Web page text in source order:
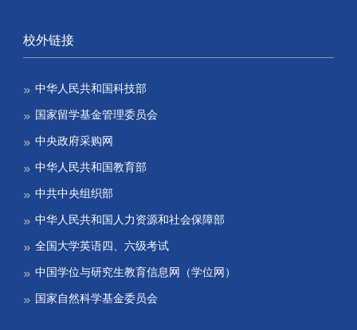
校外链接
中华人民共和国科技部
国家留学基金管理委员会
中央政府采购网
中华人民共和国教育部
中共中央组织部
中华人民共和国人力资源和社会保障部
全国大学英语四、六级考试
中国学位与研究生教育信息网（学位网）
国家自然科学基金委员会